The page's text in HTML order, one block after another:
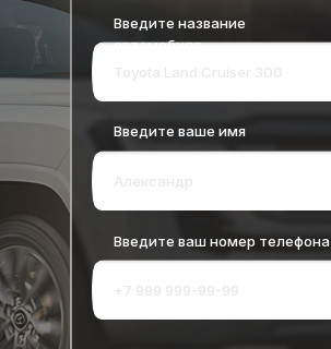
Введите название
автомобиля
Введите ваше имя
Введите ваш номер телефона